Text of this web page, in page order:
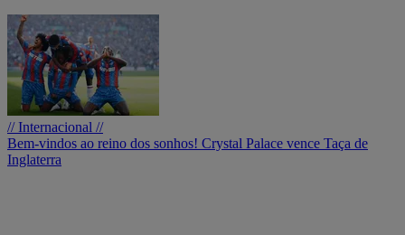
// Internacional //
Bem-vindos ao reino dos sonhos! Crystal Palace vence Taça de
Inglaterra